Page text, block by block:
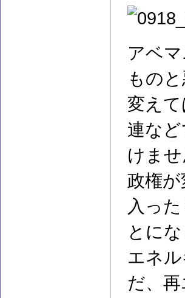
アベ
もの
変え
連な
けませ
政権
入っ
とに
エネ
だ、